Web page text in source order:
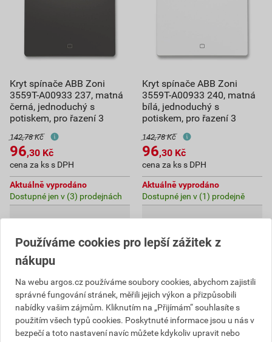
Kryt spínače ABB Zoni
3559T-A00933 237, matná
černá, jednoduchý s
potiskem, pro řazení 3
142,78 Kč
96,30 Kč
cena za ks s DPH
Aktuálně vyprodáno
Dostupné jen v (3) prodejnách
Kryt spínače ABB Zoni
3559T-A00933 240, matná
bílá, jednoduchý s
potiskem, pro řazení 3
142,78 Kč
96,30 Kč
cena za ks s DPH
Aktuálně vyprodáno
Dostupné jen v (1) prodejně
Používáme cookies pro lepší zážitek z
nákupu
Na webu argos.cz používáme soubory cookies, abychom zajistili
správné fungování stránek, měřili jejich výkon a přizpůsobili
nabídky vašim zájmům. Kliknutím na „Přijímám“ souhlasíte s
použitím všech typů cookies. Poskytnuté informace jsou u nás v
bezpečí a toto nastavení navíc můžete kdykoliv upravit nebo